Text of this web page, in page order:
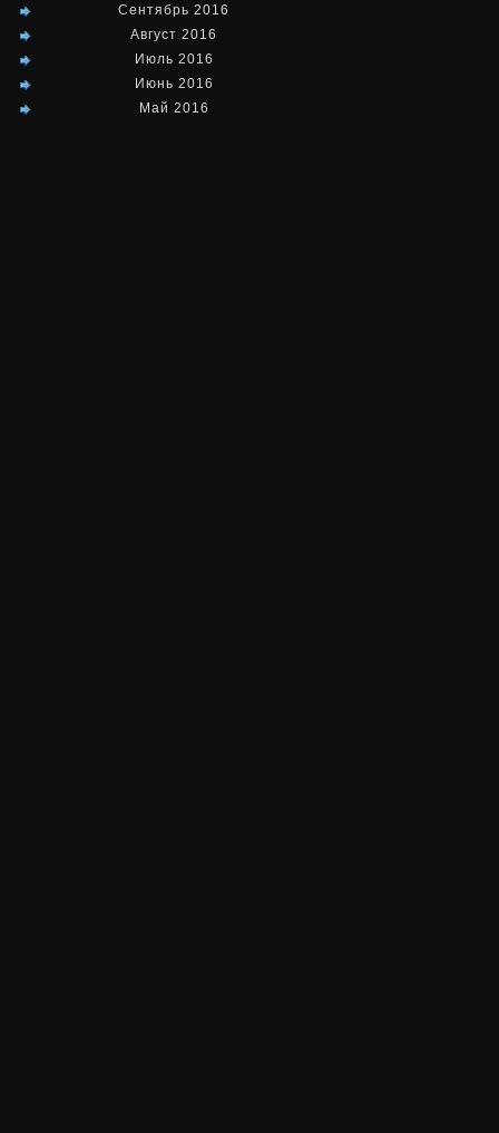
Сентябрь 2016
Август 2016
Июль 2016
Июнь 2016
Май 2016